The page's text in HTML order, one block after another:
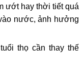
ướt hay thời tiết quá
nước, ảnh hưởng
thọ cần thay thế